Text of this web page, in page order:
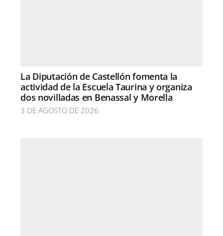
La Diputación de Castellón fomenta la
actividad de la Escuela Taurina y organiza
dos novilladas en Benassal y Morella
3 DE AGOSTO DE 2026